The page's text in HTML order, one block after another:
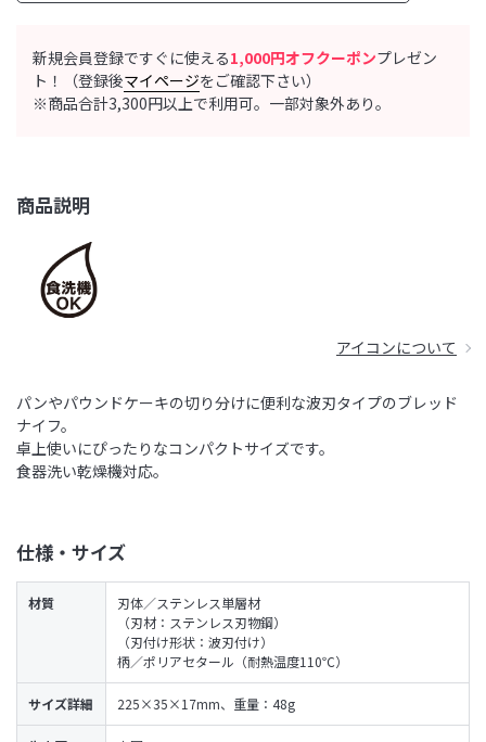
新規会員登録ですぐに使える1,000円オフクーポンプレゼン
ト！（登録後マイページをご確認下さい）
※商品合計3,300円以上で利用可。一部対象外あり。
商品説明
アイコンについて
パンやパウンドケーキの切り分けに便利な波刃タイプのブレッド
ナイフ。
卓上使いにぴったりなコンパクトサイズです。
食器洗い乾燥機対応。
仕様・サイズ
材質
刃体／ステンレス単層材
（刃材：ステンレス刃物鋼）
（刃付け形状：波刃付け）
柄／ポリアセタール（耐熱温度110℃）
サイズ詳細 225×35×17mm、重量：48g